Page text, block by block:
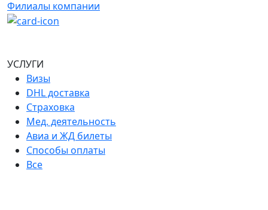
УСЛУГИ
Визы
DHL доставка
Страховка
Мед. деятельность
Авиа и ЖД билеты
Способы оплаты
Все
Филиалы компании